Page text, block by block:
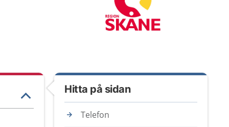
Hitta på sidan
Telefon